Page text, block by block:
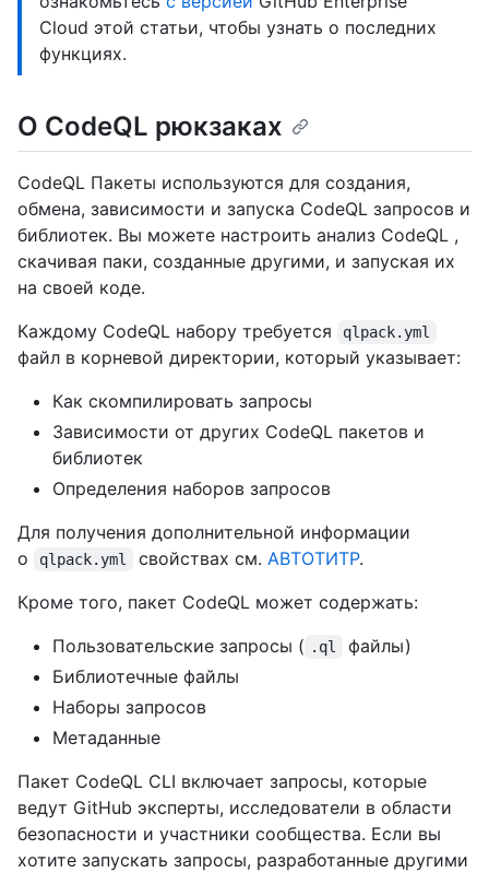
Cloud этой статьи, чтобы узнать о последних
функциях.
О CodeQL рюкзаках
CodeQL Пакеты используются для создания,
обмена, зависимости и запуска CodeQL запросов и
библиотек. Вы можете настроить анализ CodeQL ,
скачивая паки, созданные другими, и запуская их
на своей коде.
Каждому CodeQL набору требуется
qlpack.yml
файл в корневой директории, который указывает:
Как скомпилировать запросы
Зависимости от других CodeQL пакетов и
библиотек
Определения наборов запросов
Для получения дополнительной информации
о
qlpack.yml свойствах см. АВТОТИТР.
Кроме того, пакет CodeQL может содержать:
Пользовательские запросы ( .ql
файлы)
Библиотечные файлы
Наборы запросов
Метаданные
Пакет CodeQL CLI включает запросы, которые
ведут GitHub эксперты, исследователи в области
безопасности и участники сообщества. Если вы
хотите запускать запросы, разработанные другими